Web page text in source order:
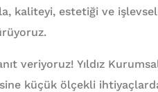
kaliteyi, estetiği ve
veriyoruz! Yıldız
küçük ölçekli